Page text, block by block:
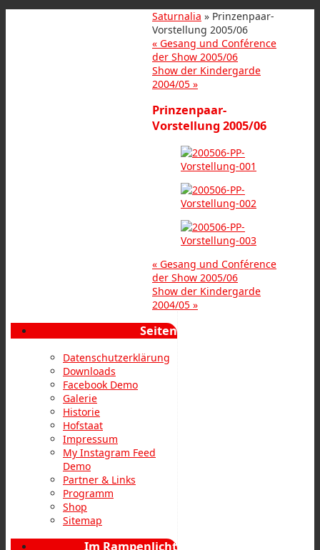
Saturnalia » Prinzenpaar-
Vorstellung 2005/06
« Gesang und Conférence
der Show 2005/06
Show der Kindergarde
2004/05 »
Prinzenpaar-
Vorstellung 2005/06
« Gesang und Conférence
der Show 2005/06
Show der Kindergarde
2004/05 »
Seiten
Datenschutzerklärung
Downloads
Facebook Demo
Galerie
Historie
Hofstaat
Impressum
My Instagram Feed
Demo
Partner & Links
Programm
Shop
Sitemap
Im Rampenlicht